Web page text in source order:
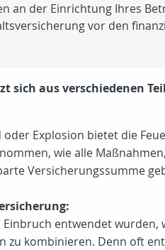
an der Einrichtung Ihres
vor den
sich aus verschiedenen
oder Explosion bietet die
wie alle
Versicherungssumme
entwendet
zu kombinieren. Denn oft